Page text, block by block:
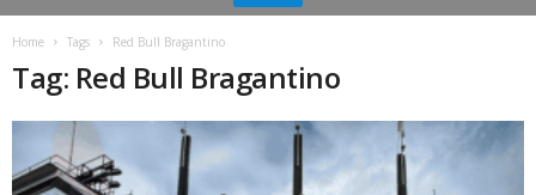
Home Tags Red Bull Bragantino
Tag: Red Bull Bragantino